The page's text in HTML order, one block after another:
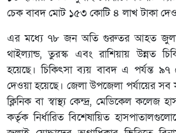
চেক বাবদ মোট ১৫৩ কোটি ৪ লাখ টাকা
এর মধ্যে ৭৮ জন অতি গুরুতর আহত জুলাই
থাইল্যান্ড, তুরস্ক এবং রাশিয়ায় উন্নত
হয়েছে। চিকিৎসা ব্যয় বাবদ এ পর্যন্ত
দেওয়া হয়েছে। জেলা উপজেলা পর্যায়ের সব
ক্লিনিক বা স্বাস্থ্য কেন্দ্র, মেডিকেল কলেজ
কর্তৃক নির্ধারিত বিশেষায়িত